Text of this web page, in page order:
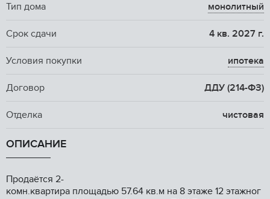
Тип дома монолитный
Срок сдачи 4 кв. 2027 г.
Условия покупки ипотека
Договор ДДУ (214-ФЗ)
Отделка чистовая
ОПИСАНИЕ
Продaётcя 2-
комн.кваpтира площадью 57.64 кв.м на 8 этaже 12 этaжног